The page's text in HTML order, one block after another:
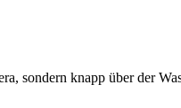
sondern knapp über der